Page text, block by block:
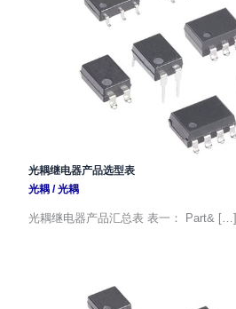
光耦继电器产品选型表
光耦/光耦
光耦继电器产品汇总表 表一： Part& […]